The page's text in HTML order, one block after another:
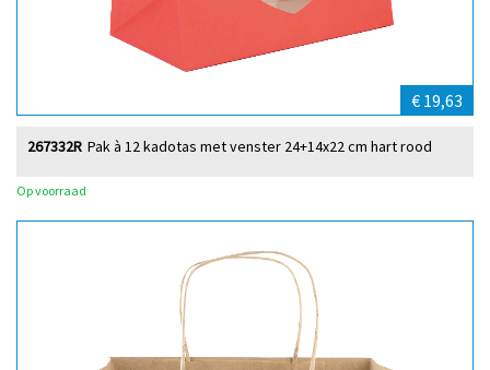
€ 19,63
Pak à 12 kadotas met venster 24+14x22 cm hart rood
267332R
Op voorraad